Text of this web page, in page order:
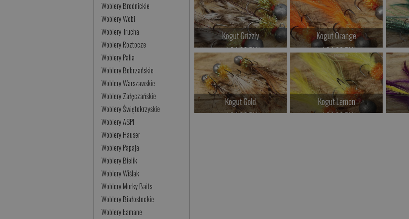
Woblery Brodnickie
Woblery Wobi
Woblery Trucha
Woblery Roztocze
Woblery Palia
Woblery Bobrzańskie
Woblery Warszawskie
Woblery Załęczańskie
Woblery Świętokrzyskie
Woblery ASPI
Woblery Hauser
Woblery Papaja
Woblery Bielik
Woblery Wiślak
Woblery Murky Baits
Woblery Białostockie
Woblery Łamane
Kup teraz > Kup teraz >
Kogut Grizzly
od 24.00 PLN
Kup teraz >
Kogut Orange
od 24.00 PLN
Kup teraz >
Kogut Gold
od 24.00 PLN
Kogut Lemon
od 24.00 PLN